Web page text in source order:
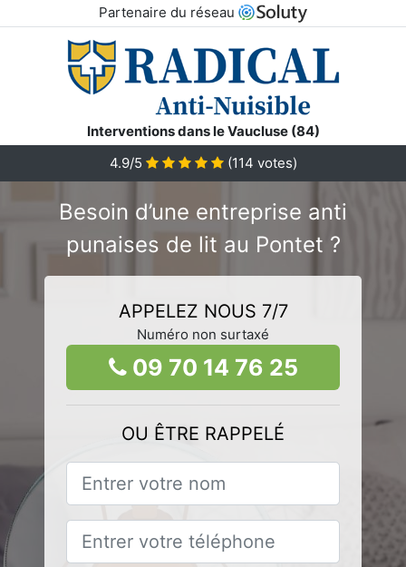
Partenaire du réseau
Interventions dans le Vaucluse (84)
4.9/5
(114 votes)
Besoin d’une entreprise anti
punaises de lit au Pontet ?
APPELEZ NOUS 7/7
Numéro non surtaxé
09 70 14 76 25
OU ÊTRE RAPPELÉ